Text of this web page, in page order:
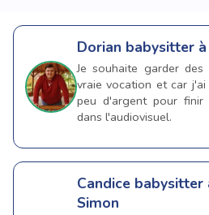
Dorian babysitter
Je souhaite garder
vraie vocation et car
peu d'argent pour finir
dans l'audiovisuel.
Candice babysitter
Simon